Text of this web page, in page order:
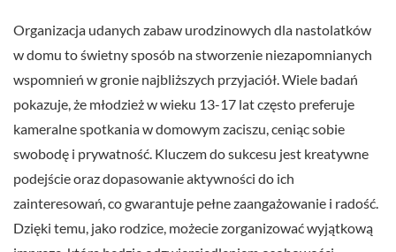
Organizacja udanych zabaw urodzinowych dla nastolatków
w domu to świetny sposób na stworzenie niezapomnianych
wspomnień w gronie najbliższych przyjaciół. Wiele badań
pokazuje, że młodzież w wieku 13-17 lat często preferuje
kameralne spotkania w domowym zaciszu, ceniąc sobie
swobodę i prywatność. Kluczem do sukcesu jest kreatywne
podejście oraz dopasowanie aktywności do ich
zainteresowań, co gwarantuje pełne zaangażowanie i radość.
Dzięki temu, jako rodzice, możecie zorganizować wyjątkową